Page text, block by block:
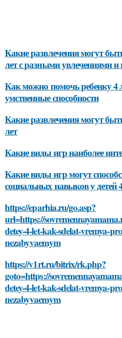
Какие развлечения могут
лет с разными увлечениями и
Как можно помочь ребенку 4
умственные способности
Какие развлечения могут
лет
Какие виды игр наиболее
Какие виды игр могут
социальных навыков у детей
https://eparhia.ru/go.asp?
url=https://
detey-4-let-kak-sdelat-vremya-
nezabyvaemym
https://v1rt.ru/bitrix/rk.php?
goto=https://
detey-4-let-kak-sdelat-vremya-
nezabyvaemym